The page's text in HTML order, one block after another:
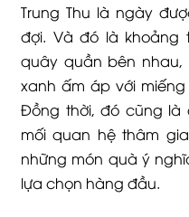
Trung Thu là ngày
đợi. Và đó là khoảng
quây quần bên
xanh ấm áp với
Đồng thời, đó cũng
mối quan hệ thâm
những món quà ý
lựa chọn hàng đầu.